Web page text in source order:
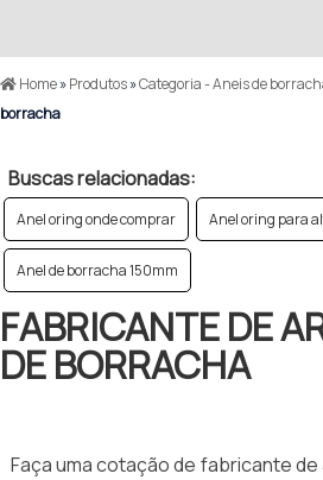
Home»Produtos»Categoria - Aneis de
borracha
Buscas relacionadas:
Anel oring onde comprar Anel oring para
Anel de borracha 150mm
FABRICANTE DE
DE BORRACHA
Faça uma cotação de fabricante